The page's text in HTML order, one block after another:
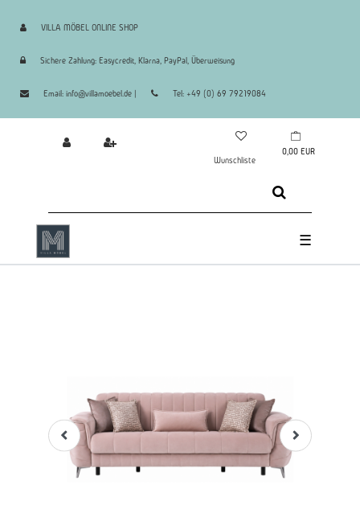
VILLA MÖBEL ONLINE SHOP
Sichere Zahlung: Easycredit, Klarna, PayPal, Überweisung
Email: info@villamoebel.de | Tel: +49 (0) 69 79219084
☰
Wunschliste
0,00 EUR